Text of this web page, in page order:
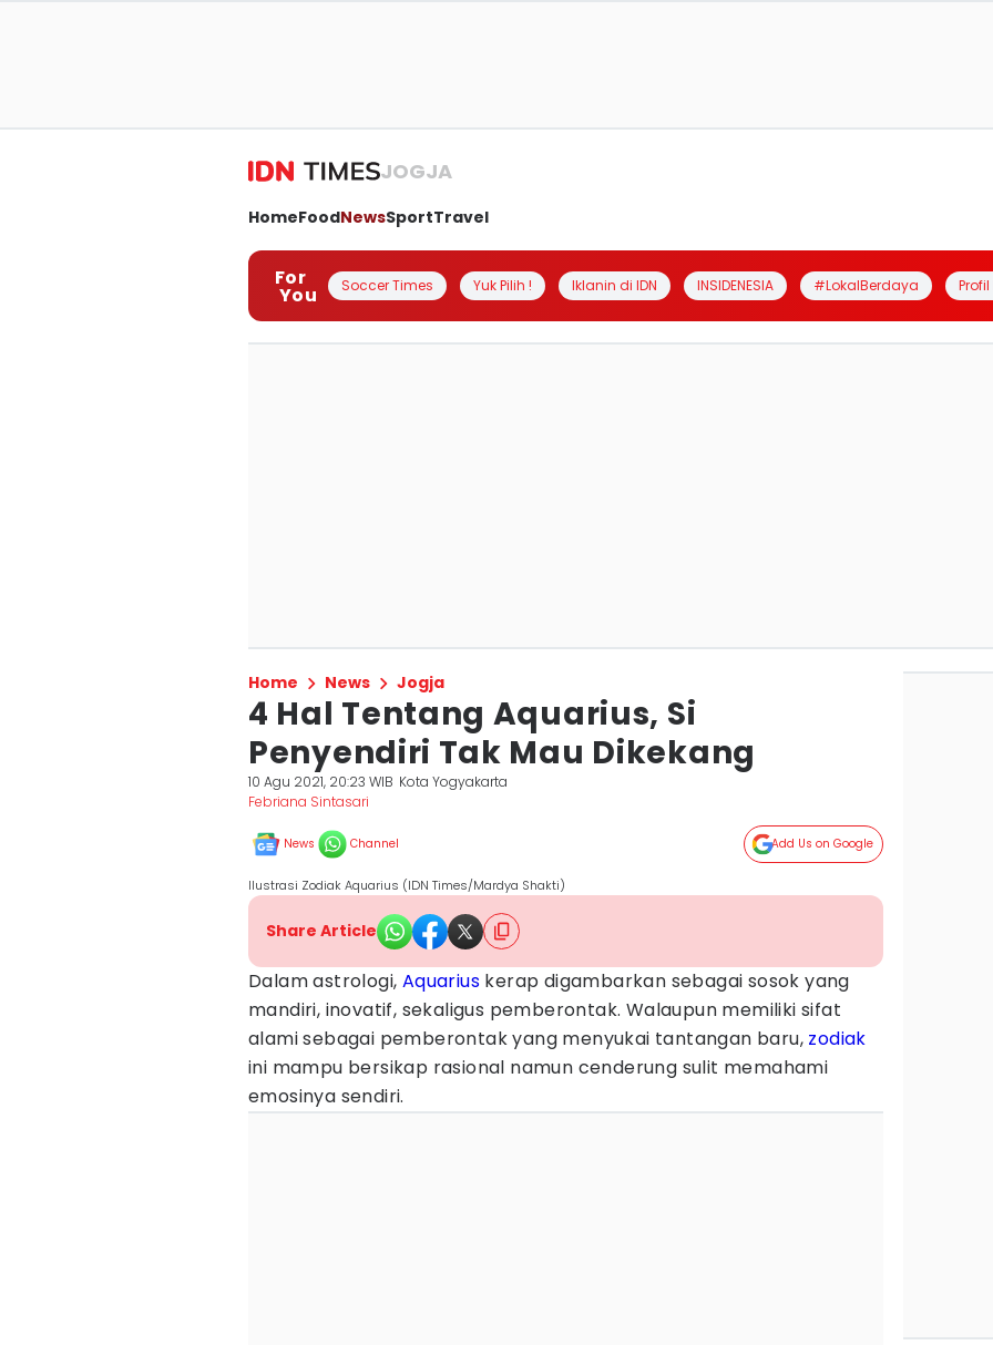
JOGJA
HomeFoodNewsSportTravel
For
You Soccer Times Yuk Pilih ! Iklanin di IDN INSIDENESIA #LokalBerdaya
Home News Jogja
4 Hal Tentang Aquarius, Si
Penyendiri Tak Mau Dikekang
10 Agu 2021, 20:23 WIB Kota Yogyakarta
Febriana Sintasari
News Channel Add Us on Google
Ilustrasi Zodiak Aquarius (IDN Times/Mardya Shakti)
Share Article
Dalam astrologi, Aquarius kerap digambarkan sebagai sosok yang
mandiri, inovatif, sekaligus pemberontak. Walaupun memiliki sifat
alami sebagai pemberontak yang menyukai tantangan baru, zodiak
ini mampu bersikap rasional namun cenderung sulit memahami
emosinya sendiri.